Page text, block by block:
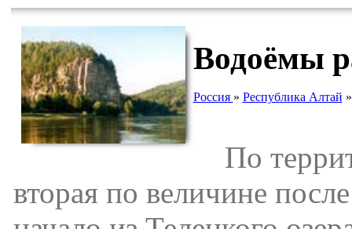
Водоёмы
Россия » Республика Алтай
По
вторая по величине